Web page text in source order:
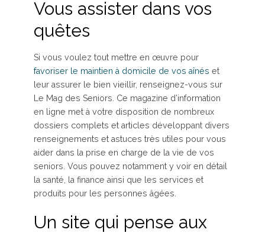
Vous assister dans vos
quêtes
Si vous voulez tout mettre en œuvre pour
favoriser le maintien à domicile de vos aînés et
leur assurer le bien vieillir, renseignez-vous sur
Le Mag des Seniors. Ce magazine d’information
en ligne met à votre disposition de nombreux
dossiers complets et articles développant divers
renseignements et astuces très utiles pour vous
aider dans la prise en charge de la vie de vos
seniors. Vous pouvez notamment y voir en détail
la santé, la finance ainsi que les services et
produits pour les personnes âgées.
Un site qui pense aux